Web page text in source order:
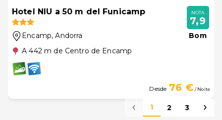
Hotel NIU a 50 m del Funicamp
Encamp, Andorra
A 442 m de Centro de Encamp
NOTA
7,9
Bom
Desde 76 €/ Noite
1 2 3